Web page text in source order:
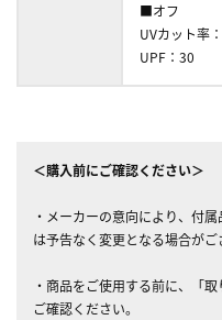
■オフ
UVカット率
UPF：30
＜購入前にご確認ください＞
・メーカーの意向により、付
は予告なく変更となる場合がご
・商品をご使用する前に、「
ご確認ください。